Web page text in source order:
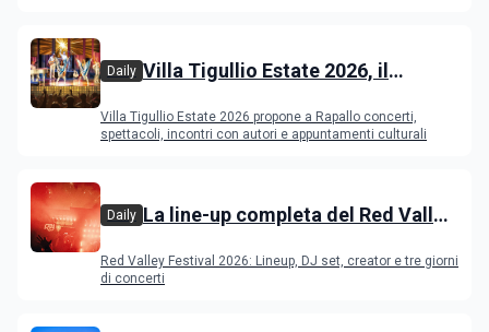
Daily Villa Tigullio Estate 2026, il
Villa Tigullio Estate 2026 propone a Rapallo concerti,
spettacoli, incontri con autori e appuntamenti culturali
Daily La line-up completa del Red Valley
Red Valley Festival 2026: Lineup, DJ set, creator e tre giorni
di concerti